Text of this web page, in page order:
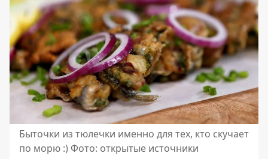
Быточки из тюлечки именно для тех, кто скучает
по морю :) Фото: открытые источники